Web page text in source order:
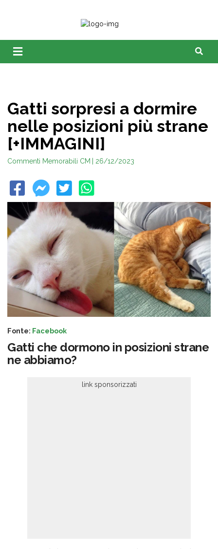
Gatti sorpresi a dormire
nelle posizioni più strane
[+IMMAGINI]
Commenti Memorabili CM | 26/12/2023
Fonte: Facebook
Gatti che dormono in posizioni strane
ne abbiamo?